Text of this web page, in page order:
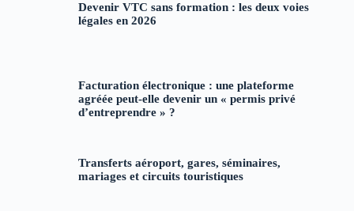
Devenir VTC sans formation : les deux voies
légales en 2026
Facturation électronique : une plateforme
agréée peut-elle devenir un « permis privé
d’entreprendre » ?
Transferts aéroport, gares, séminaires,
mariages et circuits touristiques